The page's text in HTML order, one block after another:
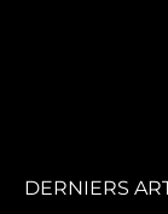
DERNIERS